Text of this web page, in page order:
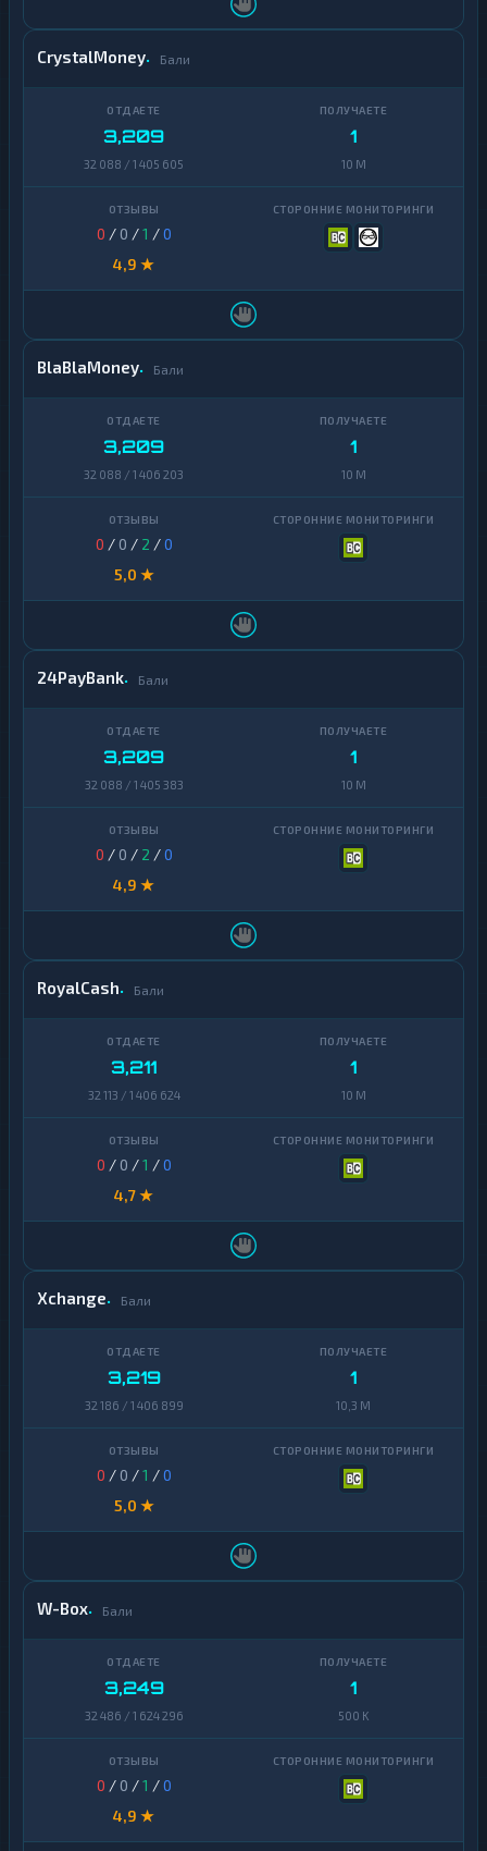
CrystalMoney Бали
3,209
32 088 / 1 405 605
1
10 M
0 / 0 /1 /0
4,9 ★
BlaBlaMoney Бали
3,209
32 088 / 1 406 203
1
10 M
0 / 0 / 2 /0
5,0 ★
24PayBank Бали
3,209
32 088 / 1 405 383
1
10 M
0 / 0 / 2 /0
4,9 ★
RoyalCash Бали
3,211
32 113 / 1 406 624
1
10 M
0 / 0 /1 /0
4,7 ★
Xchange Бали
3,219
32 186 / 1 406 899
1
10,3 M
0 / 0 /1 /0
5,0 ★
W-Box Бали
3,249
32 486 / 1 624 296
1
500 K
0 / 0 /1 /0
4,9 ★